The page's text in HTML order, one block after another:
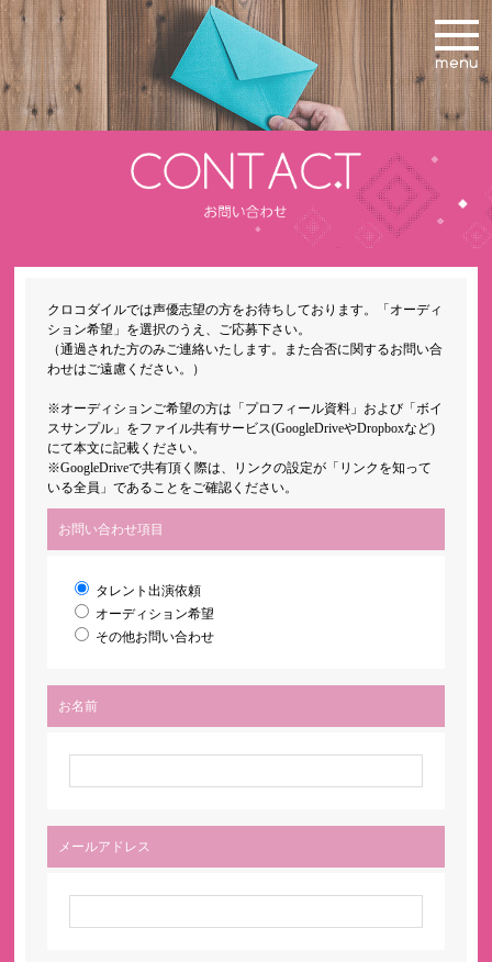
クロコダイルでは声優志望の方をお待ちしております。「オーディ
ション希望」を選択のうえ、ご応募下さい。
（通過された方のみご連絡いたします。また合否に関するお問い合
わせはご遠慮ください。）
※オーディションご希望の方は「プロフィール資料」および「ボイ
スサンプル」をファイル共有サービス(GoogleDriveやDropboxなど)
にて本文に記載ください。
※GoogleDriveで共有頂く際は、リンクの設定が「リンクを知って
いる全員」であることをご確認ください。
お問い合わせ項目
タレント出演依頼
オーディション希望
その他お問い合わせ
お名前
メールアドレス